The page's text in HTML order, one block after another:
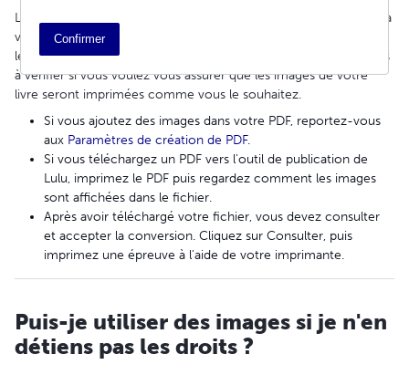
Lorsque vous ajoutez des illustrations, photos ou autres images à
votre livre, elles seront en général imprimées correctement si
leur résolution est correcte (300 ppp). Voici une liste d'éléments
à vérifier si vous voulez vous assurer que les images de votre
livre seront imprimées comme vous le souhaitez.
Si vous ajoutez des images dans votre PDF, reportez-vous
aux Paramètres de création de PDF.
Si vous téléchargez un PDF vers l'outil de publication de
Lulu, imprimez le PDF puis regardez comment les images
sont affichées dans le fichier.
Après avoir téléchargé votre fichier, vous devez consulter
et accepter la conversion. Cliquez sur Consulter, puis
imprimez une épreuve à l'aide de votre imprimante.
Puis-je utiliser des images si je n'en
détiens pas les droits ?
Confirmer